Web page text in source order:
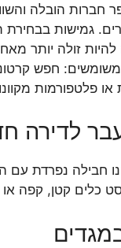
הובלה
גמישות
זולה יותר
חפש
או פלטפורמות
לדירה
חבילה נפרדת עם
כלים קטן, קפה